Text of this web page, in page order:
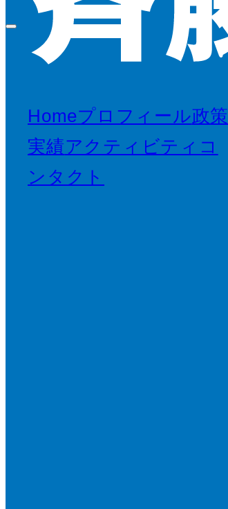
Homeプロフィール政策
実績アクティビティ コ
ンタクト